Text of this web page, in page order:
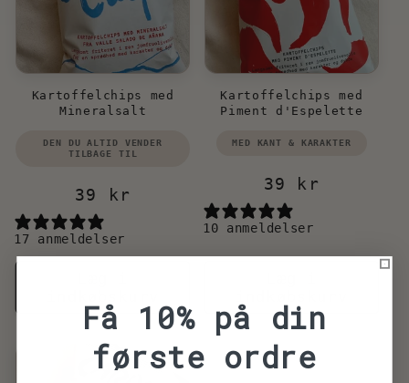
Kartoffelchips med
Mineralsalt
DEN DU ALTID VENDER
TILBAGE TIL
Normalpris
39 kr
17 anmeldelser
Kartoffelchips med
Piment d'Espelette
MED KANT & KARAKTER
Normalpris
39 kr
10 anmeldelser
Få 10% på din
første ordre